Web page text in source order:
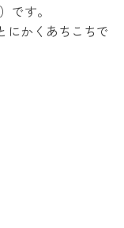
）です。
にかくあちこちで